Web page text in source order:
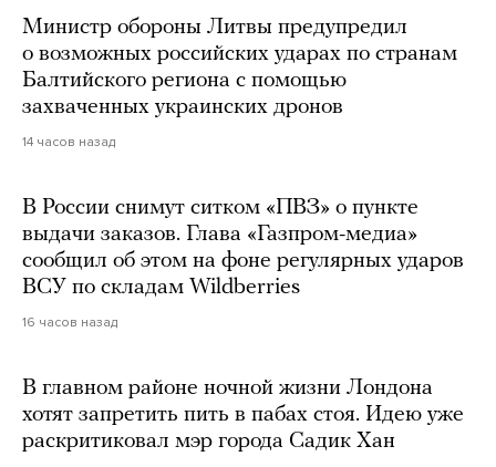
Министр обороны Литвы предупредил
о возможных российских ударах по странам
Балтийского региона с помощью
захваченных украинских дронов
14 часов назад
В России снимут ситком «ПВЗ» о пункте
выдачи заказов. Глава «Газпром-медиа»
сообщил об этом на фоне регулярных ударов
ВСУ по складам Wildberries
16 часов назад
В главном районе ночной жизни Лондона
хотят запретить пить в пабах стоя. Идею уже
раскритиковал мэр города Садик Хан